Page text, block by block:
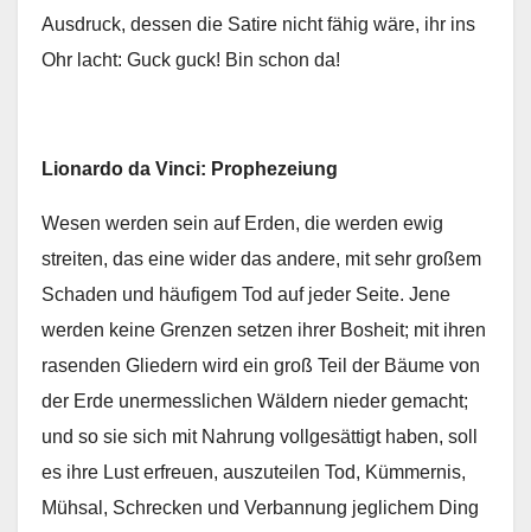
Ausdruck, dessen die Satire nicht fähig wäre, ihr ins
Ohr lacht: Guck guck! Bin schon da!
Lionardo da Vinci: Prophezeiung
Wesen werden sein auf Erden, die werden ewig
streiten, das eine wider das andere, mit sehr großem
Schaden und häufigem Tod auf jeder Seite. Jene
werden keine Grenzen setzen ihrer Bosheit; mit ihren
rasenden Gliedern wird ein groß Teil der Bäume von
der Erde unermesslichen Wäldern nieder gemacht;
und so sie sich mit Nahrung vollgesättigt haben, soll
es ihre Lust erfreuen, auszuteilen Tod, Kümmernis,
Mühsal, Schrecken und Verbannung jeglichem Ding